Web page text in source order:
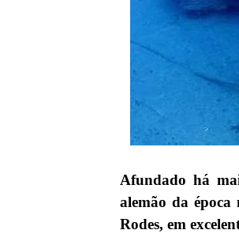
Afundado há
alemão da
Rodes, em